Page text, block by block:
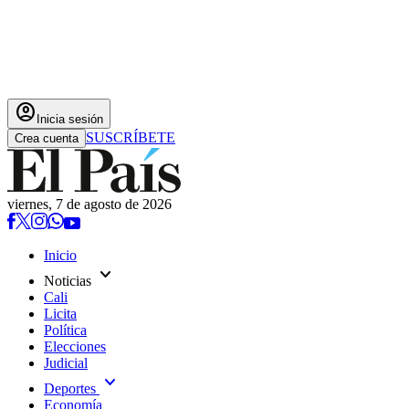
account_circle Inicia sesión
Crea cuenta SUSCRÍBETE
viernes, 7 de agosto de 2026
Inicio
Noticias expand_more
Cali
Licita
Política
Elecciones
Judicial
Deportes expand_more
Economía